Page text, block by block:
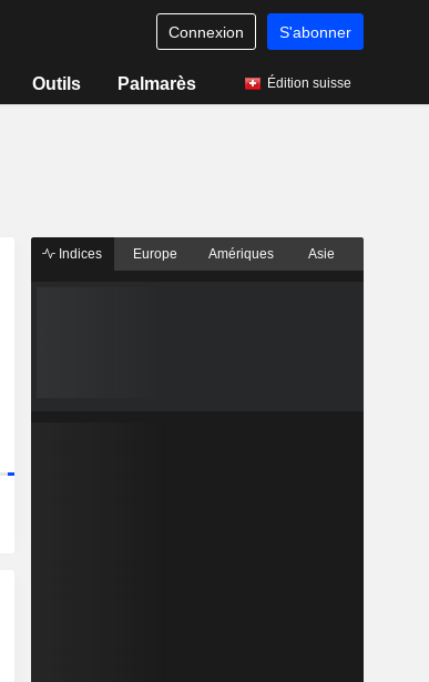
Connexion S'abonner
Outils Palmarès Édition suisse
Indices Europe Amériques Asie